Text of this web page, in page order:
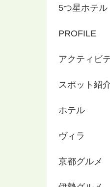
5つ星ホテル
PROFILE
アクティビ
スポット紹
ホテル
ヴィラ
京都グルメ